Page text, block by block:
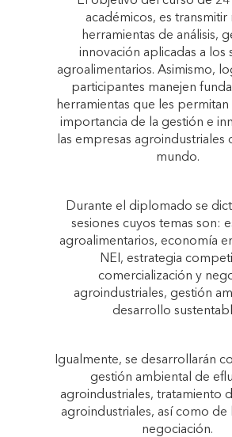
académicos, es transmitir
herramientas de análisis,
innovación aplicadas a los
agroalimentarios. Asimismo,
participantes manejen
herramientas que les permitan
importancia de la gestión e
las empresas agroindustriales
mundo.
Durante el diplomado se
sesiones cuyos temas son:
agroalimentarios, economía
NEI, estrategia
comercialización y
agroindustriales, gestión
desarrollo
Igualmente, se desarrollarán
gestión ambiental de
agroindustriales, tratamiento
agroindustriales, así como de
negociación.